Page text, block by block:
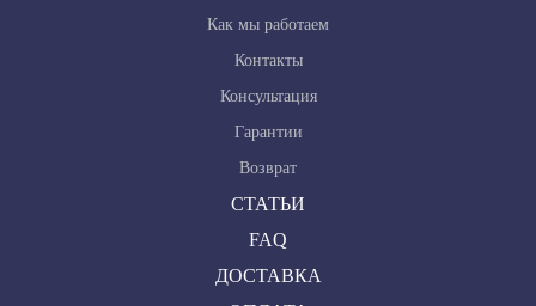
Как мы работаем
Контакты
Консультация
Гарантии
Возврат
СТАТЬИ
FAQ
ДОСТАВКА